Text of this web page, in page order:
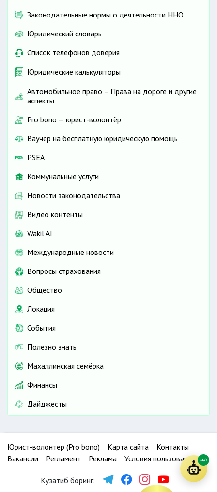
Законодательные нормы о деятельности ННО
Юридический словарь
Список телефонов доверия
Юридические калькуляторы
Автомобильное право – Права на дороге и другие
аспекты
Pro bono — юрист-волонтёр
Ваучер на бесплатную юридическую помощь
PSEA
Коммунальные услуги
Новости законодательства
Видео контенты
Wakil AI
Международные новости
Вопросы страхования
Общество
Локация
События
Полезно знать
Махаллинская семёрка
Финансы
Дайджесты
Юрист-волонтер (Pro bono) Карта сайта
Контакты
Вакансии
Регламент Реклама Условия пользования
Кузатиб боринг:
24/7